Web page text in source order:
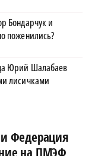
Бондарчук и
поженились?
Юрий Шалабаев
лисичками
и Федерация
на ПМЭФ